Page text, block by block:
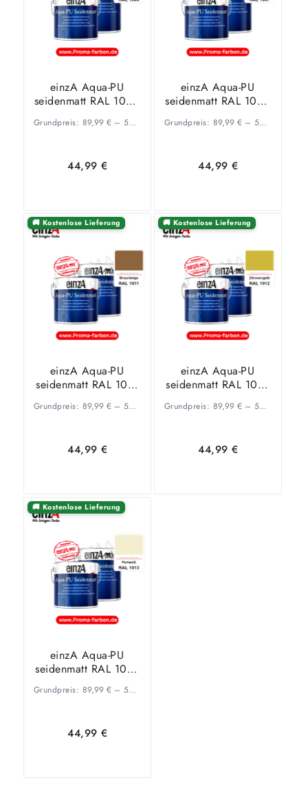
einzA Aqua-PU
seidenmatt RAL 1006
Grundpreis: 89,99 €–53,34 l
44,99€
einzA Aqua-PU
seidenmatt RAL 1007
Narzissengelb
Grundpreis: 89,99 €–53,34
44,99€
🚚 Kostenlose Lieferung
einzA Aqua-PU
seidenmatt RAL 1011
Grundpreis: 89,99 €–53,34 l
44,99€
🚚 Kostenlose Lieferung
einzA Aqua-PU
seidenmatt RAL 1012
Zitronengelb
Grundpreis: 89,99 €–53,34
44,99€
🚚 Kostenlose Lieferung
einzA Aqua-PU
seidenmatt RAL 1013
Perlweiß
Grundpreis: 89,99 €–53,34
44,99€